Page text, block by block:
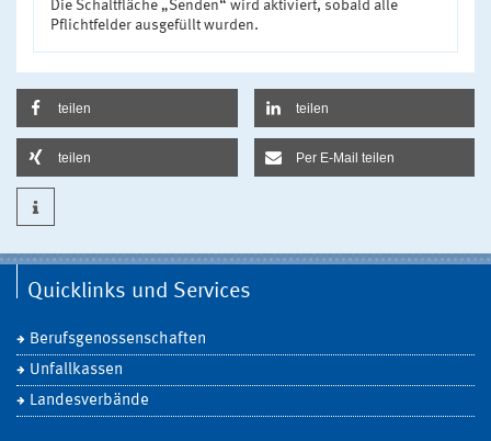
Die Schaltfläche „Senden“ wird aktiviert, sobald alle
Pflichtfelder ausgefüllt wurden.
teilen teilen
teilen Per E-Mail teilen
Quicklinks und Services
Berufsgenossenschaften
Unfallkassen
Landesverbände